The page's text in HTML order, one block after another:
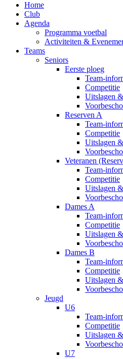
Home
Club
Agenda
Programma voetbal
Activiteiten &
Teams
Seniors
Eerste ploeg
Team-
Competitie
Uitslagen
Reserven A
Team-
Competitie
Uitslagen
Veteranen
Team-
Competitie
Uitslagen
Dames A
Team-
Competitie
Uitslagen
Dames B
Team-
Competitie
Uitslagen
Jeugd
U6
Team-
Competitie
Uitslagen
U7